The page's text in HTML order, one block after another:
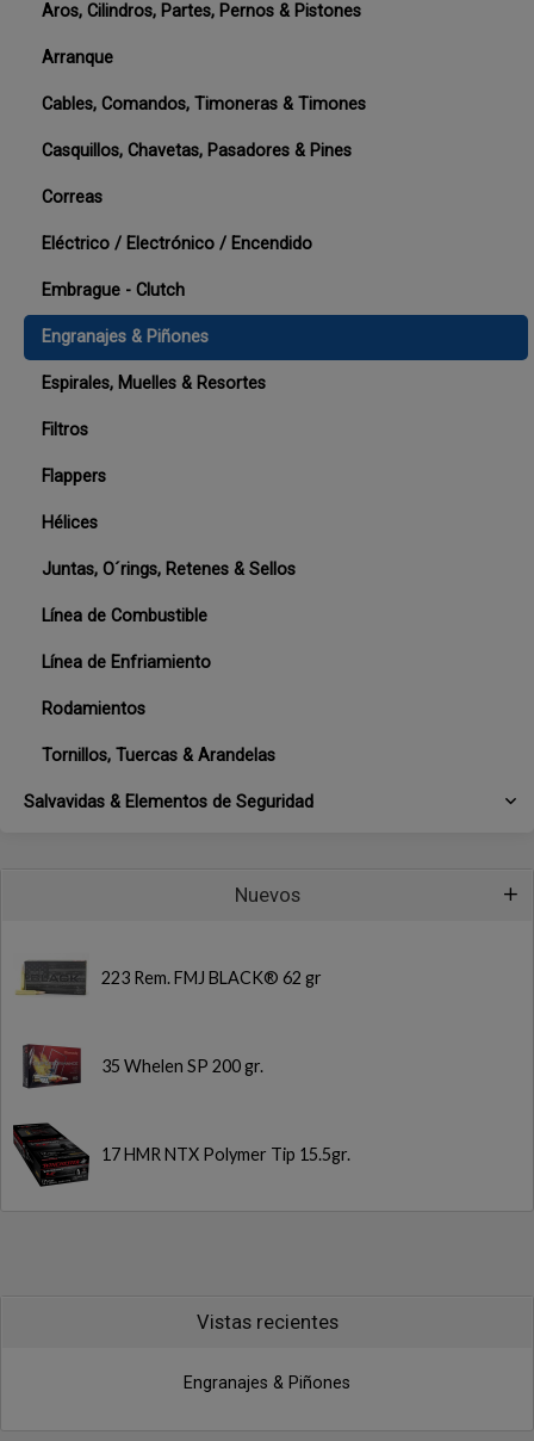
Aros, Cilindros, Partes, Pernos & Pistones
Arranque
Cables, Comandos, Timoneras & Timones
Casquillos, Chavetas, Pasadores & Pines
Correas
Eléctrico / Electrónico / Encendido
Embrague - Clutch
Engranajes & Piñones
Espirales, Muelles & Resortes
Filtros
Flappers
Hélices
Juntas, O´rings, Retenes & Sellos
Línea de Combustible
Línea de Enfriamiento
Rodamientos
Tornillos, Tuercas & Arandelas
Salvavidas & Elementos de Seguridad
Nuevos
223 Rem. FMJ BLACK® 62 gr
35 Whelen SP 200 gr.
17 HMR NTX Polymer Tip 15.5gr.
Vistas recientes
Engranajes & Piñones